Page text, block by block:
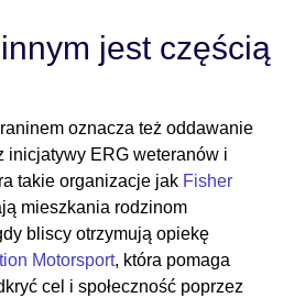
jest częścią
oznacza też oddawanie
inicjatywy ERG weteranów i
takie organizacje jak Fisher
mieszkania rodzinom
bliscy otrzymują opiekę
Motorsport, która pomaga
cel i społeczność poprzez